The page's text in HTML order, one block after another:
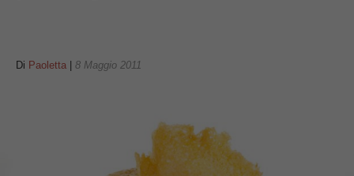
Di Paoletta 8 Maggio 2011